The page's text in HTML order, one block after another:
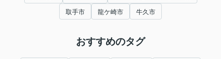
取手市 龍ケ崎市 牛久市
おすすめのタグ